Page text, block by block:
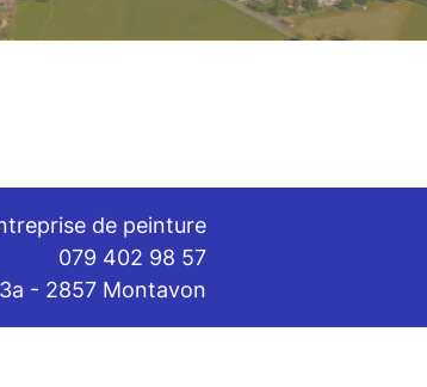
de peinture
079 402 98 57
- 2857 Montavon